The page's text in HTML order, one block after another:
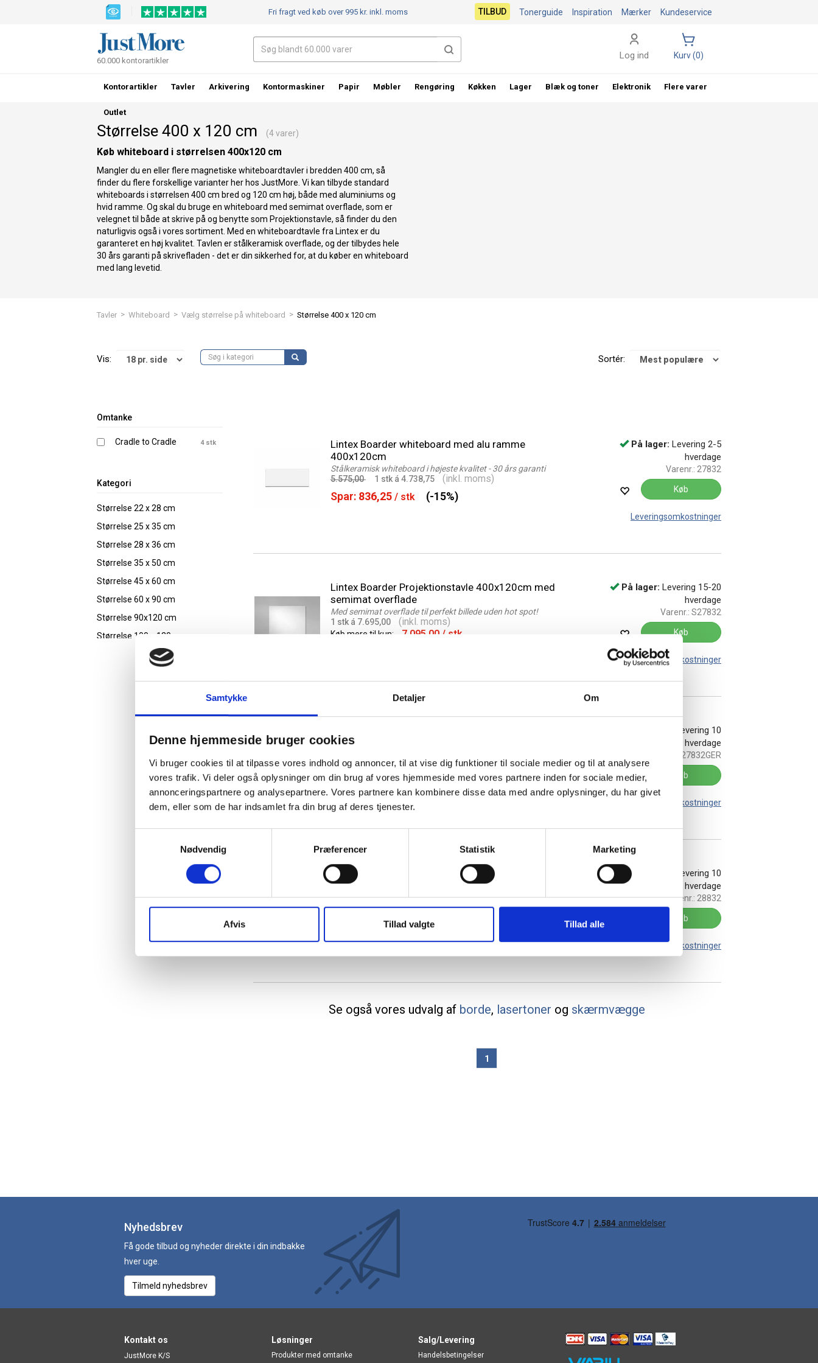
Samtykke Detaljer Om
Denne hjemmeside bruger cookies
Vi bruger cookies til at tilpasse vores indhold og annoncer, til at vise dig funktioner til sociale medier og til at analysere
vores trafik. Vi deler også oplysninger om din brug af vores hjemmeside med vores partnere inden for sociale medier,
annonceringspartnere og analysepartnere. Vores partnere kan kombinere disse data med andre oplysninger, du har givet
dem, eller som de har indsamlet fra din brug af deres tjenester.
Nødvendig
Præferencer Statistik Marketing
Afvis Tillad valgte Tillad alle
Størrelse 400 x 120 cm (4 varer)
Køb whiteboard i størrelsen 400x120 cm
Mangler du en eller flere magnetiske whiteboardtavler i bredden 400 cm, så
finder du flere forskellige varianter her hos JustMore. Vi kan tilbyde standard
whiteboards i størrelsen 400 cm bred og 120 cm høj, både med aluminiums og
hvid ramme. Og skal du bruge en whiteboard med semimat overflade, som er
velegnet til både at skrive på og benytte som Projektionstavle, så finder du den
naturligvis også i vores sortiment. Med en whiteboardtavle fra Lintex er du
garanteret en høj kvalitet. Tavlen er stålkeramisk overflade, og der tilbydes hele
30 års garanti på skrivefladen - det er din sikkerhed for, at du køber en whiteboard
med lang levetid.
Tavler > Whiteboard > Vælg størrelse på whiteboard > Størrelse 400 x 120 cm
Vis: Sortér:
Omtanke
Cradle to Cradle 4 stk
Kategori
Størrelse 22 x 28 cm
Størrelse 25 x 35 cm
Størrelse 28 x 36 cm
Størrelse 35 x 50 cm
Størrelse 45 x 60 cm
Størrelse 60 x 90 cm
Størrelse 90x120 cm
Størrelse 100 x 120 cm
Størrelse 120 x 120 cm
Størrelse 180 x 120 cm
Størrelse 200 x 120 cm
Størrelse 200 x 150 cm
Størrelse 300 x 150 cm
Størrelse 450 x 120 cm
Lintex Boarder whiteboard med alu ramme
400x120cm
Stålkeramisk whiteboard i højeste kvalitet - 30 års garanti
5.575,00
1 stk á 4.738,75 (inkl. moms)
På lager: Levering 2-5
hverdage
Varenr.: 27832
Spar: 836,25 / stk (-15%)
Køb
Leveringsomkostninger
Lintex Boarder Projektionstavle 400x120cm med
semimat overflade
Med semimat overflade til perfekt billede uden hot spot!
1 stk á 7.695,00
(inkl. moms)
På lager: Levering 15-20
hverdage
Varenr.: S27832
Køb mere til kun: 7.095,00 / stk Køb
Leveringsomkostninger
hjørner 400x120cm
1 stk á 6.400,00
(inkl. moms)
Levering 10
hverdage
27832GER
Køb mere til kun: 5.800,00/ stk Køb
Leveringsomkostninger
Lintex Boarder whiteboard med hvid ramme
400x120cm
Stålkeramisk whiteboard i højeste kvalitet - 30 års garanti
5.995,00
1 stk á 5.095,75 (inkl. moms)
Levering 10
hverdage
Varenr.: 28832
899,25/ stk (-15%)
Køb
Leveringsomkostninger
Se også vores udvalg af borde, lasertoner og skærmvægge
1
Fri fragt ved køb over 995 kr.inkl. moms Kundeservice
Mærker
Inspiration
Tonerguide
TILBUD
60.000 kontorartikler Log ind Kurv (0)
Kontorartikler Tavler Arkivering Kontormaskiner Papir Møbler Rengøring Køkken Lager Blæk og toner Elektronik Flere varer
Outlet
Nyhedsbrev
Få gode tilbud og nyheder direkte i din indbakke
hver uge.
Tilmeld nyhedsbrev
Kontakt os
JustMore K/S
Løsninger
Produkter med omtanke
Salg/Levering
Handelsbetingelser